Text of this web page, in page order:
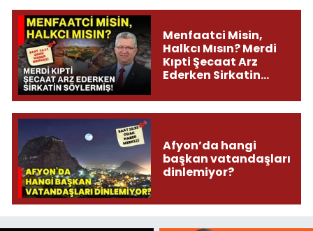
Menfaatci Misin,
Halkcı Mısın? Merdi
Kıpti Şecaat Arz
Ederken Sirkatin
Afyon’da hangi
başkan vatandaşları
dinlemiyor?